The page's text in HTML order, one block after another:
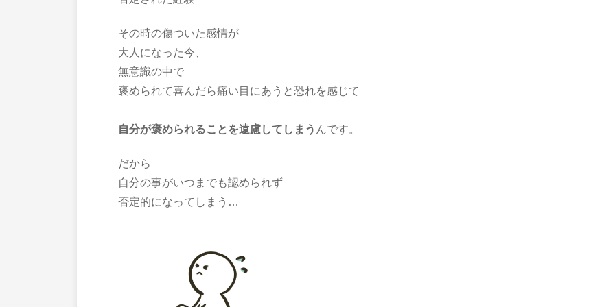
その時の傷ついた感情が
大人になった今、
無意識の中で
褒められて喜んだら痛い目にあうと恐れを感じて
自分が褒められることを遠慮してしまう んです。
だから
自分の事がいつまでも認められず
否定的になってしまう…